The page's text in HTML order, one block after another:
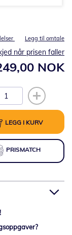
Legg til omtale
NOK
når prisen faller
LEGG I KURV
PRISMATCH